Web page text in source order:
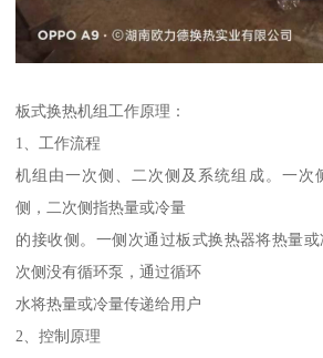
板式换热机组工作原理：
1、工作流程
机组由一次侧、二次侧及系统组成。一次
侧，二次侧指热量或冷量
的接收侧。一侧次通过板式换热器将热量
次侧没有循环泵，通过循环
水将热量或冷量传递给用户
2、控制原理